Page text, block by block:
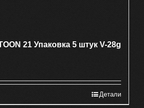
21 Упаковка 5 штук V-28g
Детали